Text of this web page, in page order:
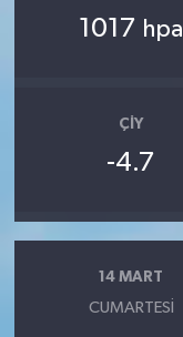
1017 hpa
ÇIY
-4.7
14 MART
CUMARTESI